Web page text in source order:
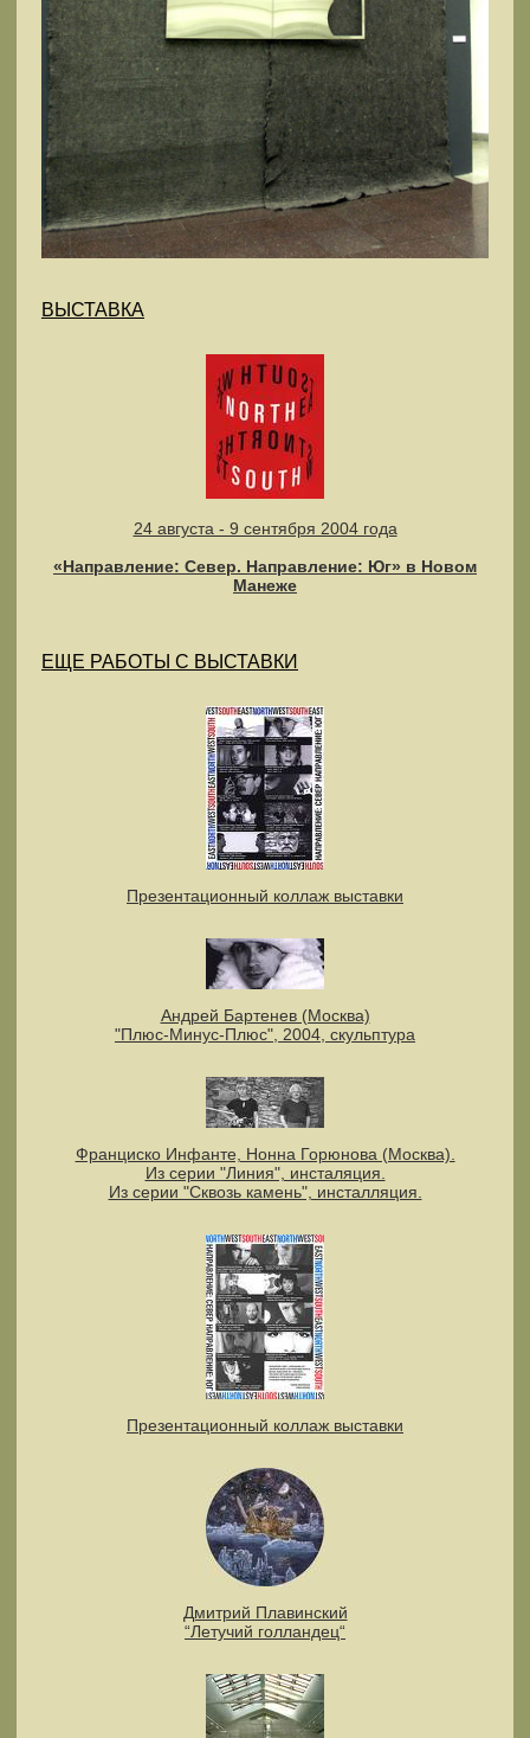
ВЫСТАВКА
24 августа - 9 сентября 2004 года
«Направление: Север. Направление: Юг» в Новом
Манеже
ЕЩЕ РАБОТЫ С ВЫСТАВКИ
Презентационный коллаж выставки
Андрей Бартенев (Москва)
"Плюс-Минус-Плюс", 2004, скульптура
Франциско Инфанте, Нонна Горюнова (Москва).
Из серии "Линия", инсталяция.
Из серии "Сквозь камень", инсталляция.
Презентационный коллаж выставки
Дмитрий Плавинский
“Летучий голландец“